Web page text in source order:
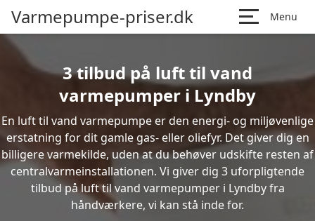
Varmepumpe-priser.dk Menu
3 tilbud på luft til vand
varmepumper i Lyndby
En luft til vand varmepumpe er den energi- og miljøvenlige
erstatning for dit gamle gas- eller oliefyr. Det giver dig en
billigere varmekilde, uden at du behøver udskifte resten af
centralvarmeinstallationen. Vi giver dig 3 uforpligtende
tilbud på luft til vand varmepumper i Lyndby fra
håndværkere, vi kan stå inde for.